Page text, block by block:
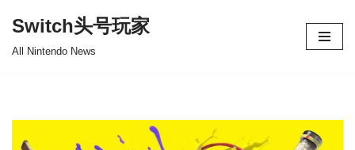
Switch头号玩家
All Nintendo News